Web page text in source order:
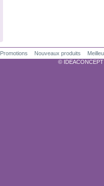
Promotions Nouveaux produits
©